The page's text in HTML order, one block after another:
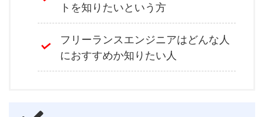
トを知りたいという方
フリーランスエンジニアはどんな人
におすすめか知りたい人